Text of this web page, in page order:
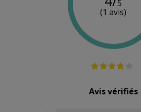
5
(1 avis)
Avis vérifiés